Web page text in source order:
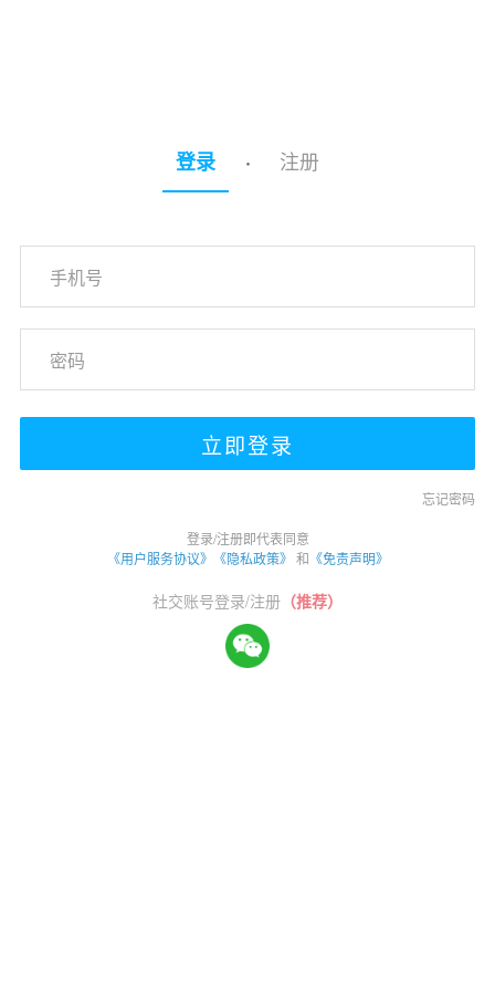
登录 · 注册
忘记密码
登录/注册即代表同意
《用户服务协议》
《隐私政策》 和 《免责声明》
社交账号登录/注册 （推荐）